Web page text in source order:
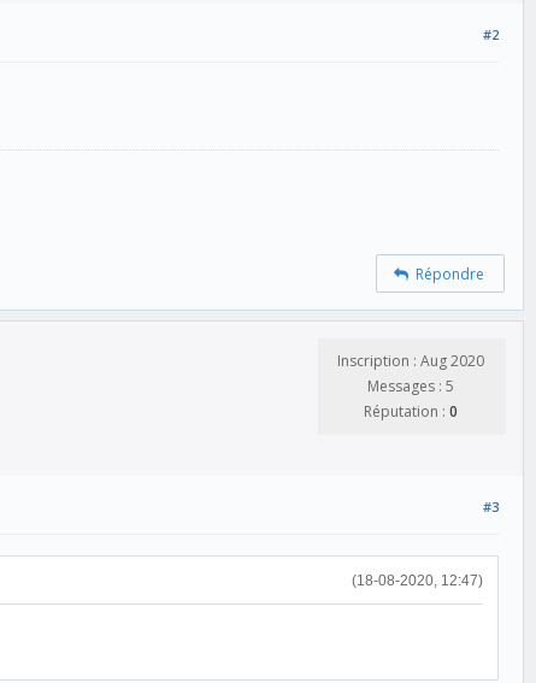
#2
Répondre
Inscription : Aug 2020
Messages : 5
Réputation : 0
#3
(18-08-2020, 12:47)